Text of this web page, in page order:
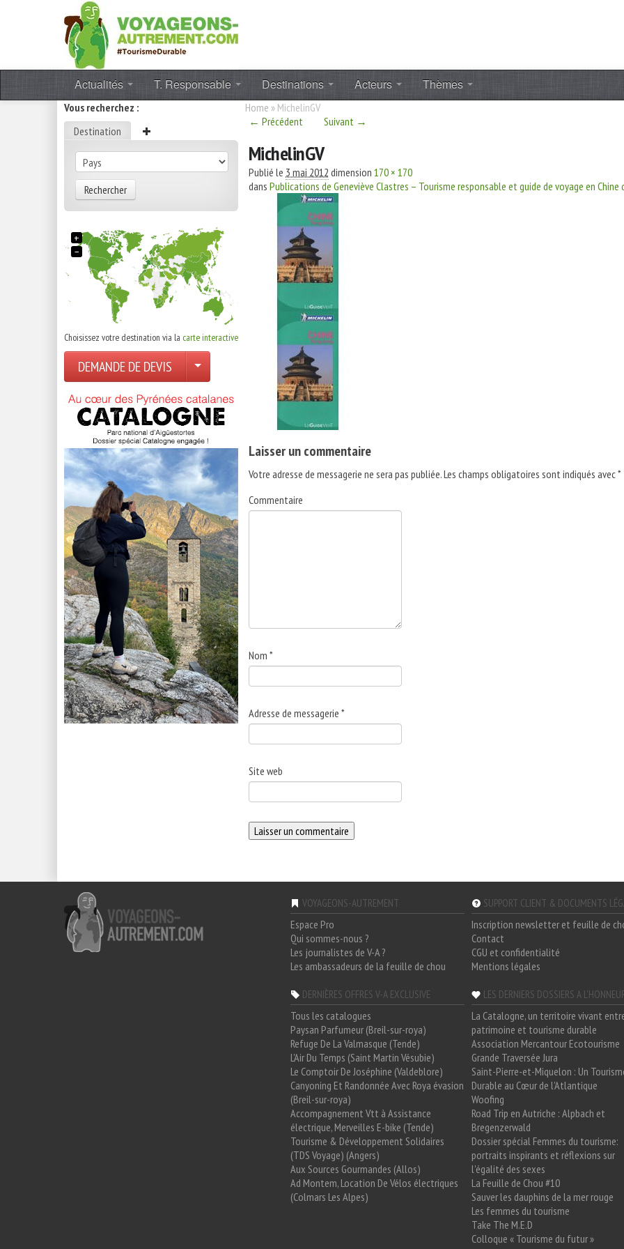
Actualités T. Responsable Destinations Acteurs Thèmes
Vous recherchez :
Destination
Rechercher
+
−
Choisissez votre destination via la carte interactive
DEMANDE DE DEVIS
Home » MichelinGV
← Précédent
Suivant →
MichelinGV
Publié le 3 mai 2012 dimension 170 × 170
dans Publications de Geneviève Clastres – Tourisme responsable et guide de voyage en Chine
Laisser un commentaire
Votre adresse de messagerie ne sera pas publiée.Les champs obligatoires sont indiqués avec*
Commentaire
Nom *
Adresse de messagerie *
Site web
VOYAGEONS-AUTREMENT
Espace Pro
Qui sommes-nous ?
Les journalistes de V-A ?
Les ambassadeurs de la feuille de chou
SUPPORT CLIENT & DOCUMENTS
Inscription newsletter et feuille de
Contact
CGU et confidentialité
Mentions légales
DERNIÈRES OFFRES V-A EXCLUSIVE
Tous les catalogues
Paysan Parfumeur (Breil-sur-roya)
Refuge De La Valmasque (Tende)
L'Air Du Temps (Saint Martin Vésubie)
Le Comptoir De Joséphine (Valdeblore)
Canyoning Et Randonnée Avec Roya évasion
(Breil-sur-roya)
Accompagnement Vtt à Assistance
électrique, Merveilles E-bike (Tende)
Tourisme & Développement Solidaires
(TDS Voyage) (Angers)
Aux Sources Gourmandes (Allos)
Ad Montem, Location De Vélos électriques
(Colmars Les Alpes)
LES DERNIERS DOSSIERS A
La Catalogne, un territoire vivant
patrimoine et tourisme durable
Association Mercantour Ecotourisme
Grande Traversée Jura
Saint-Pierre-et-Miquelon : Un
Durable au Cœur de l'Atlantique
Woofing
Road Trip en Autriche : Alpbach et
Bregenzerwald
Dossier spécial Femmes du tourisme:
portraits inspirants et réflexions sur
l'égalité des sexes
La Feuille de Chou #10
Sauver les dauphins de la mer rouge
Les femmes du tourisme
Take The M.E.D
Colloque « Tourisme du futur »